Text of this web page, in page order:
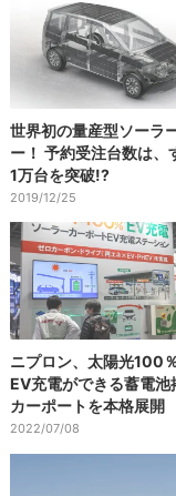
世界初の量産型ソーラ
ー！ 予約受注台数は、
1万台を突破!?
2019/12/25
ニプロン、太陽光100
EV充電ができる蓄電池
カーポートを本格展開
2022/07/08